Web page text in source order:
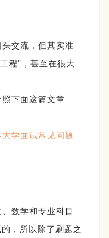
交流，但其实准
程”，甚至在很大
下面这篇文章
学面试常见问题
数学和专业科目
，所以除了刷题之